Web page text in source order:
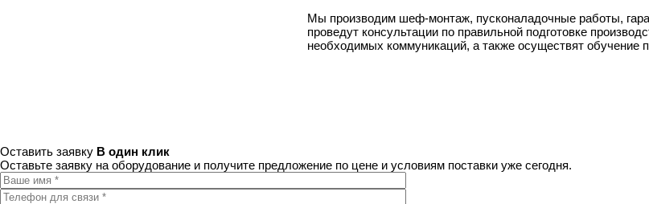
Мы производим шеф-монтаж, пусконаладочные работы,
проведут консультации по правильной подготовке
необходимых коммуникаций, а также осуществят обучение
Оставить заявку В один клик
Оставьте заявку на оборудование и получите предложение по цене и условиям поставки уже сегодня.
Ваше имя*
Телефон для связи